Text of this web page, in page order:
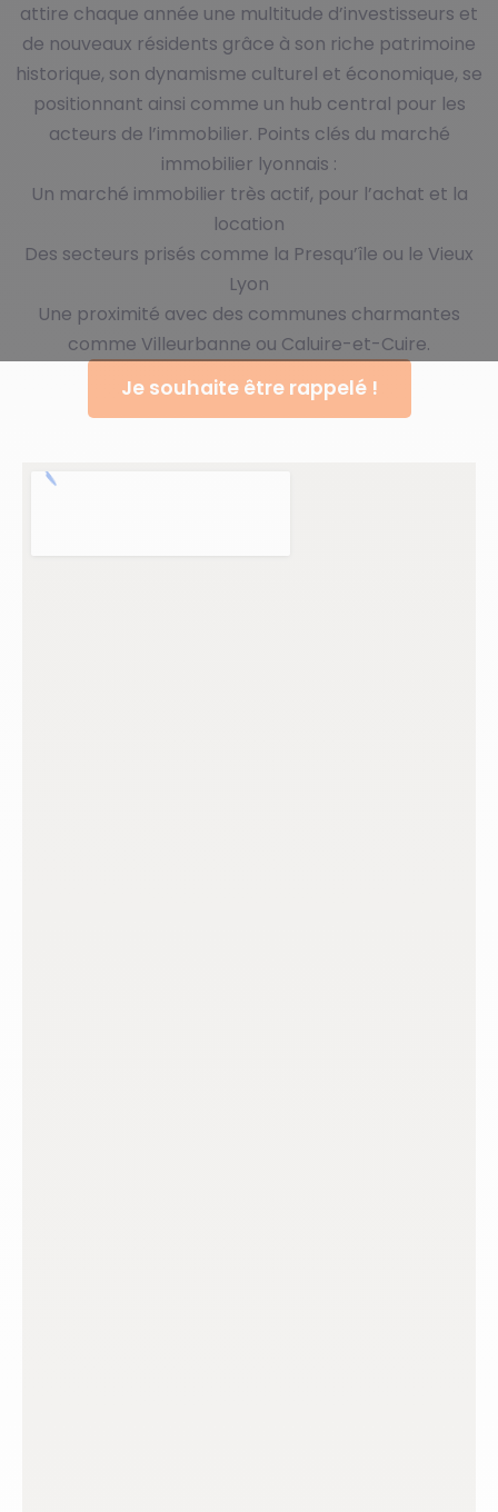
attire chaque année une multitude d’investisseurs et
de nouveaux résidents grâce à son riche patrimoine
historique, son dynamisme culturel et économique, se
positionnant ainsi comme un hub central pour les
acteurs de l’immobilier. Points clés du marché
immobilier lyonnais :
Un marché immobilier très actif, pour l’achat et la
location
Des secteurs prisés comme la Presqu’île ou le Vieux
Lyon
Une proximité avec des communes charmantes
comme Villeurbanne ou Caluire-et-Cuire.
Je souhaite être rappelé !